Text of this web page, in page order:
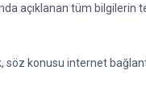
açıklanan tüm bilgilerin
konusu internet